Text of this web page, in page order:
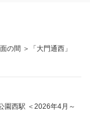
の間 ＞「大門通西」
園西駅 ＜2026年4月～